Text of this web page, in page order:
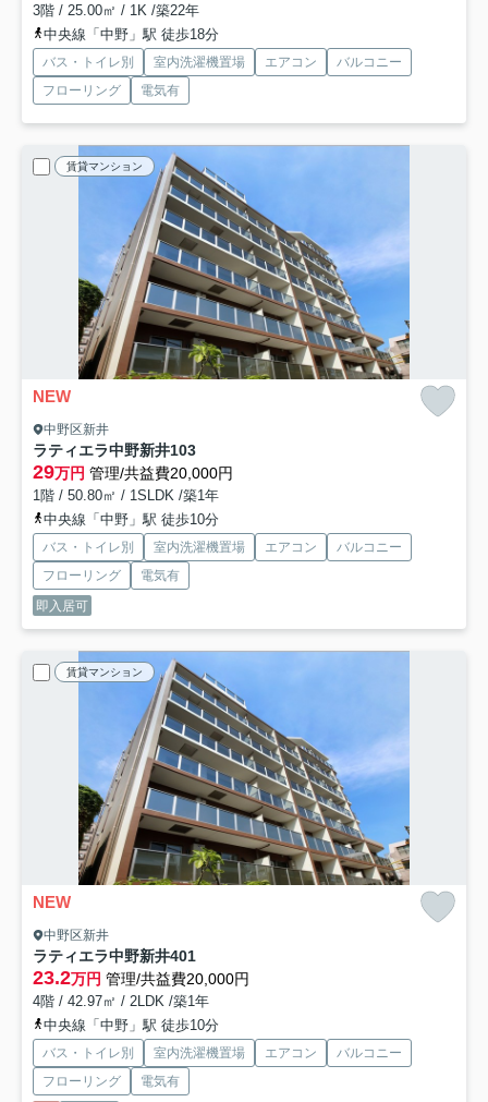
3階 / 25.00㎡ / 1K /築22年
中央線「中野」駅 徒歩18分
バス・トイレ別 室内洗濯機置場 エアコン
バルコニー
フローリング
電気有
賃貸マンション
NEW
中野区新井
ラティエラ中野新井103
29万円 管理/共益費20,000円
1階 / 50.80㎡ / 1SLDK /築1年
中央線「中野」駅 徒歩10分
バス・トイレ別 室内洗濯機置場 エアコン
バルコニー
フローリング
電気有
即入居可
賃貸マンション
NEW
中野区新井
ラティエラ中野新井401
23.2万円 管理/共益費20,000円
4階 / 42.97㎡ / 2LDK /築1年
中央線「中野」駅 徒歩10分
バス・トイレ別 室内洗濯機置場 エアコン
バルコニー
フローリング
電気有